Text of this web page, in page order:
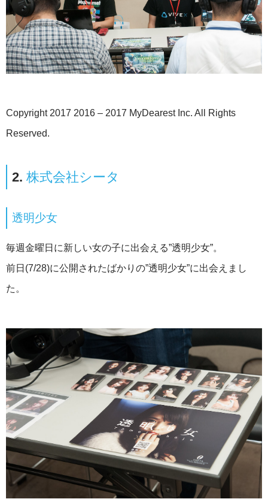
Copyright 2017 2016 – 2017 MyDearest Inc. All Rights
Reserved.
2. 株式会社シータ
透明少女
毎週金曜日に新しい女の子に出会える”透明少女”。
前日(7/28)に公開されたばかりの”透明少女”に出会えまし
た。